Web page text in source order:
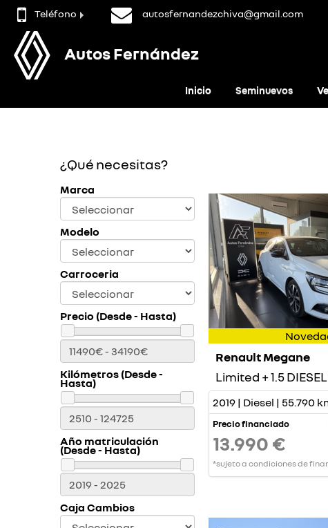
Teléfono autosfernandezchiva@gmail.com
Autos Fernández
Inicio Seminuevos
¿Qué necesitas?
Marca
Modelo
Carroceria
Precio (Desde - Hasta)
Kilómetros (Desde -
Hasta)
Año matriculación
(Desde - Hasta)
Caja Cambios
Renault Megane
Limited + 1.5 DIESEL
2019 | Diesel | 55.790
Precio financiado
13.990 €
*sujeto a condiciones de